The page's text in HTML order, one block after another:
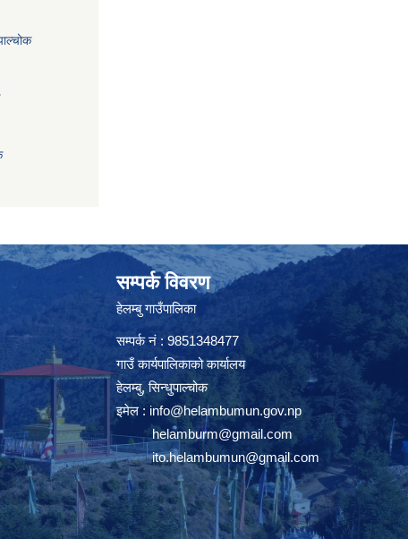
सम्पर्क विवरण
हेलम्बु गाउँपालिका
सम्पर्क नं : 9851348477
गाउँ कार्यपालिकाको कार्यालय
हेलम्बु, सिन्धुपाल्चोक
इमेल : info@helambumun.gov.np
helamburm@gmail.com
ito.helambumun@gmail.com